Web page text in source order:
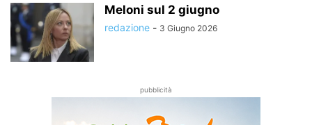
Meloni sul 2 giugno
redazione - 3 Giugno 2026
pubblicità